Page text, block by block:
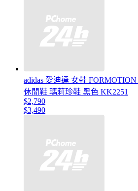
adidas 愛迪達 女鞋
休閒鞋 瑪莉珍鞋 黑色 KK2251
$2,790
$3,490